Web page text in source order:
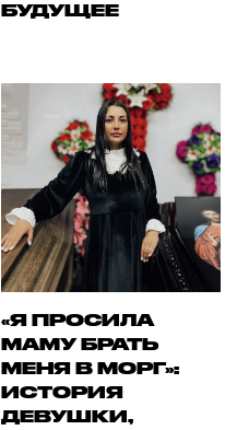
БУДУЩЕЕ
«Я ПРОСИЛА
МАМУ БРАТЬ
МЕНЯ В МОРГ»:
ИСТОРИЯ
ДЕВУШКИ,